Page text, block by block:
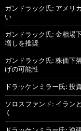
ガンドラック氏: アメリ
い
ガンドラック氏: 金相場
増しを推奨
ガンドラック氏: 株価下
げの可能性
ドラッケンミラー氏: 投
ソロスファンド: イラン
く